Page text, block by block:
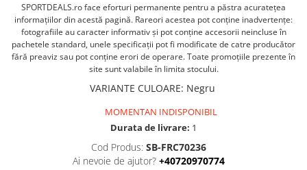
PIESE E-BIKE
ROTI SI PIESE
RULMENTI
SEI SI COMPONENTE
ARMURI
PROTECTII COATE
PROTECTII GENUNCHI
ALTE PROTECTII
SPORTDEALS.ro face eforturi permanente pentru a păstra acurateţea
informaţiilor din acestă pagină. Rareori acestea pot conţine inadvertenţe:
fotografiile au caracter informativ şi pot conţine accesorii neincluse în
pachetele standard, unele specificaţii pot fi modificate de catre producător
fără preaviz sau pot conţine erori de operare. Toate promoţiile prezente în
site sunt valabile în limita stocului.
VARIANTE CULOARE: Negru
MOMENTAN INDISPONIBIL
Durata de livrare: 1
Cod Produs: SB-FRC70236
Ai nevoie de ajutor? +40720970774